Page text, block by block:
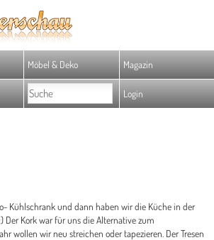
Möbel & Deko Magazin
Login
Kühlschrank und dann haben wir die Küche in der
Der Kork war für uns die Alternative zum
wollen wir neu streichen oder tapezieren. Der Tresen